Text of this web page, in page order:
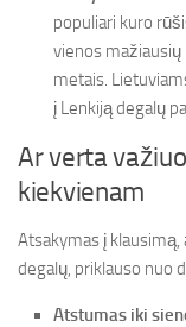
populiari kuro
vienos
metais.
į Lenkiją degalų
Ar verta
kiekvienam
Atsakymas į klausimą,
degalų, priklauso nuo
Atstumas iki